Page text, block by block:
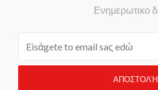
Ενημερωτικο